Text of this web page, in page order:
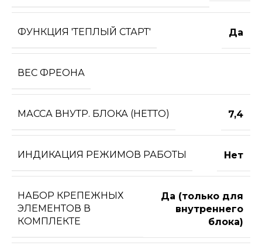
ФУНКЦИЯ 'ТЕПЛЫЙ СТАРТ' Да
ВЕС ФРЕОНА
МАССА ВНУТР. БЛОКА (НЕТТО) 7,4
ИНДИКАЦИЯ РЕЖИМОВ РАБОТЫ Нет
НАБОР КРЕПЕЖНЫХ
ЭЛЕМЕНТОВ В
КОМПЛЕКТЕ
Да (только для
внутреннего
блока)